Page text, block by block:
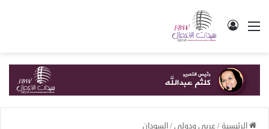
القائمة تسجيل الدخول
الرئيسية/ عربي ودولي/السودان